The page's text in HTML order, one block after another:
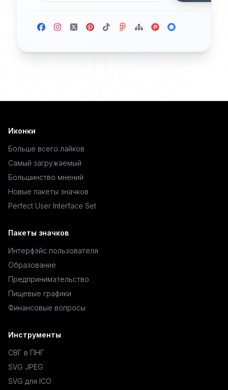
Иконки
Больше всего лайков
Самый загружаемый
Большинство мнений
Новые пакеты значков
Perfect User Interface Set
Пакеты значков
Интерфэйс пользователя
Образование
Предпринимательство
Пищевые графики
Финансовые вопросы
Инструменты
СВГ в ПНГ
SVG JPEG
SVG для ICO